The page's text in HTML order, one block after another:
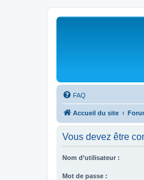
Les
FAQ
Accueil du site
Vous devez être
Nom d’utilisateur :
Mot de passe :